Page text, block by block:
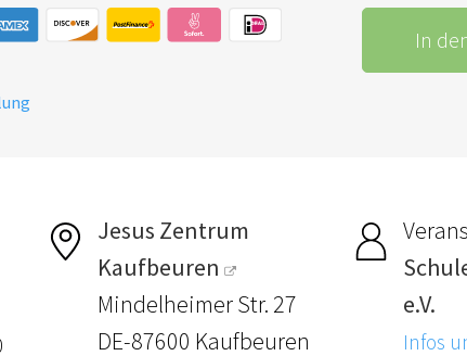
In
Jesus Zentrum
Kaufbeuren
Mindelheimer Str. 27
DE-87600 Kaufbeuren
e.V.
Infos